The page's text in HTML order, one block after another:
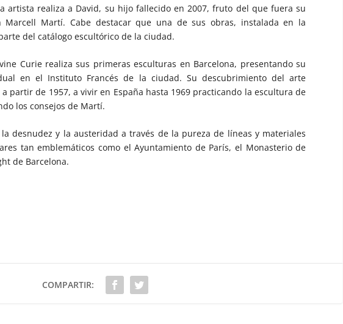
artista realiza a David, su hijo fallecido en 2007, fruto del que fuera su
Marcell Martí. Cabe destacar que una de sus obras, instalada en la
del catálogo escultórico de la ciudad.
Curie realiza sus primeras esculturas en Barcelona, presentando su
en el Instituto Francés de la ciudad. Su descubrimiento del arte
partir de 1957, a vivir en España hasta 1969 practicando la escultura de
los consejos de Martí.
desnudez y la austeridad a través de la pureza de líneas y materiales
tan emblemáticos como el Ayuntamiento de París, el Monasterio de
de Barcelona.
COMPARTIR: